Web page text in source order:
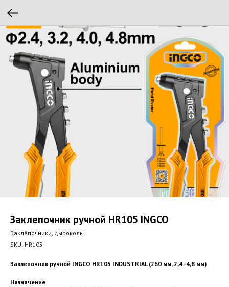
Зaклeпoчник ручной HR105 INGCO
Заклёпочники, дыроколы
SKU: HR105
Заклепочник ручной INGCO HR105 INDUSTRIAL (260 мм, 2,4–4,8 мм)
Назначение